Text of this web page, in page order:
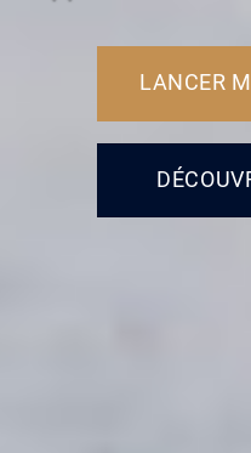
LANCER